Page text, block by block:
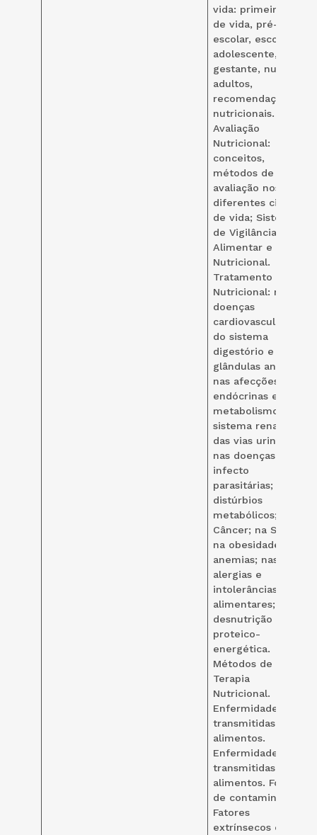
vida: primeiro ano
de vida, pré-
escolar, escolar,
adolescente,
gestante, nutriz e
adultos,
recomendações
nutricionais.
Avaliação
Nutricional:
conceitos,
métodos de
avaliação nos
diferentes ciclos
de vida; Sistema
de Vigilância
Alimentar e
Nutricional.
Tratamento
Nutricional: nas
doenças
cardiovasculares;
do sistema
digestório e
glândulas anexas;
nas afecções
endócrinas e do
metabolismo; do
sistema renal e
das vias urinárias;
nas doenças
infecto
parasitárias; nos
distúrbios
metabólicos; no
Câncer; na SIDA,
na obesidade; nas
anemias; nas
alergias e
intolerâncias
alimentares; na
desnutrição
proteico-
energética.
Métodos de
Terapia
Nutricional.
Enfermidades
transmitidas pelos
alimentos.
Enfermidades
transmitidas pelos
alimentos. Fontes
de contaminação.
Fatores
extrínsecos e